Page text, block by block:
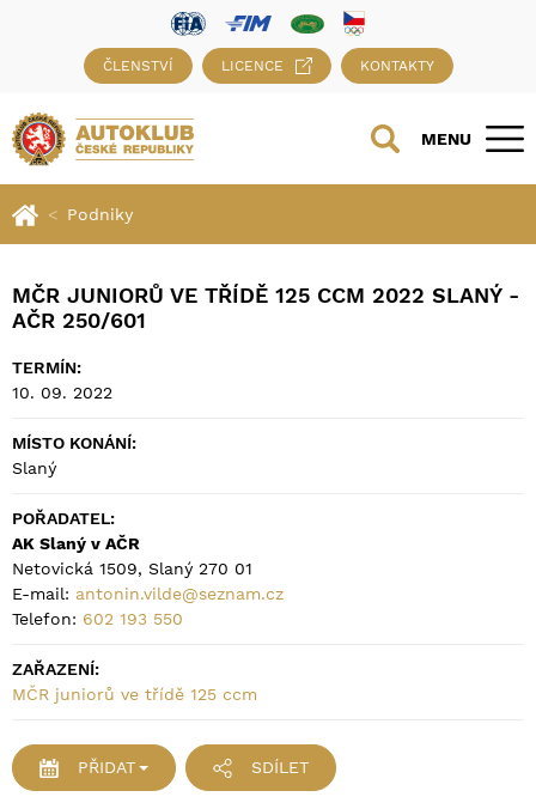
ČLENSTVÍ LICENCE KONTAKTY
MENU
Podniky
MČR JUNIORŮ VE TŘÍDĚ 125 CCM 2022 SLANÝ -
AČR 250/601
TERMÍN:
10. 09. 2022
MÍSTO KONÁNÍ:
Slaný
POŘADATEL:
AK Slaný v AČR
Netovická 1509, Slaný 270 01
E-mail: antonin.vilde@seznam.cz
Telefon: 602 193 550
ZAŘAZENÍ:
MČR juniorů ve třídě 125 ccm
PŘIDAT SDÍLET